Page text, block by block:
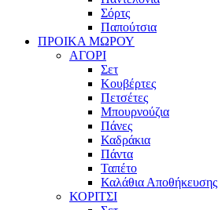
Σόρτς
Παπούτσια
ΠΡΟΙΚΑ ΜΩΡΟΥ
ΑΓΟΡΙ
Σετ
Κουβέρτες
Πετσέτες
Μπουρνούζια
Πάνες
Καδράκια
Πάντα
Ταπέτο
Καλάθια Αποθήκευσης
ΚΟΡΙΤΣΙ